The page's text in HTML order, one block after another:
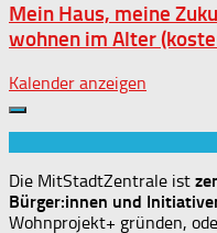
Mein Haus, meine
wohnen im Alter
Kalender anzeigen
Die MitStadtZentrale ist
Bürger:innen und
Wohnprojekt+ gründen,